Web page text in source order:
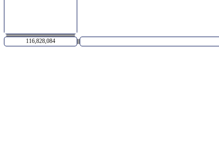
116,828,084